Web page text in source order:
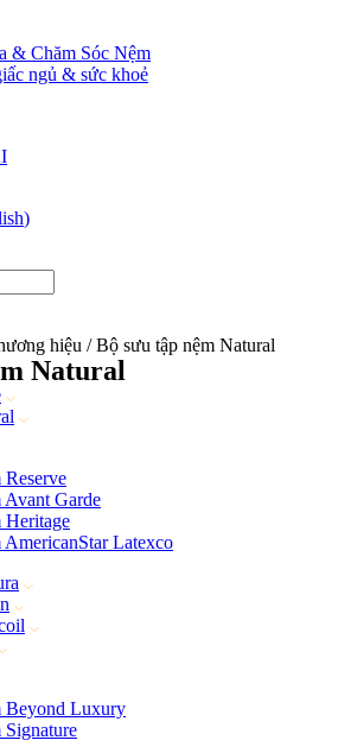
& Chăm Sóc Nệm
ngủ & sức khoẻ
)
hiệu / Bộ sưu tập nệm Natural
Natural
Avant Garde
Heritage
AmericanStar Latexco
Beyond Luxury
Signature